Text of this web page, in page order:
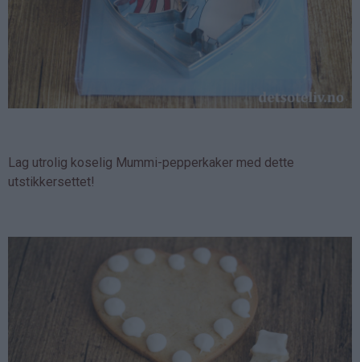
Lag utrolig koselig Mummi-pepperkaker med dette
utstikkersettet!